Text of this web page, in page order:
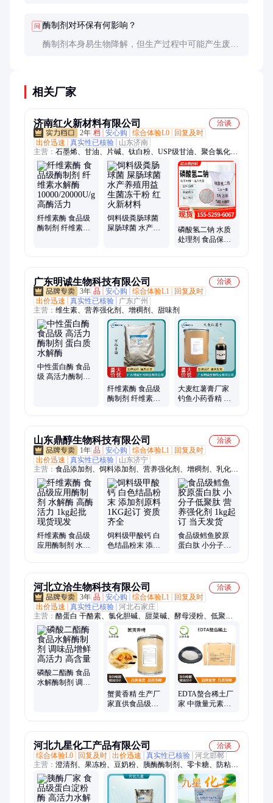
问 酶制剂对环保有何影响？
酶制剂本身易生物降解，但生产过程中可能产生废水
相关厂家
济南红火新材料有限公司
洽谈
2年 档 安心购 综合体验L0
回复及时
出价迅速
真实性已核验
山东济南
主营： 石墨烯、甘油、片碱、钛白粉、USP级甘油、聚合氯化
铝、软水盐、小苏打、乙二醇、融雪剂、甲缩醛、液碱、氨水、
草酸、DMF
纤维素酶 食品级
酶制剂 纤维素水
饲料级粪肠球菌
屎肠球菌 水产养
磷酸氢二钠 水质
处理剂 食品保水
广东明诚生物科技有限公司
洽谈
3年 品 安心购 综合体验L1
回复及时
出价迅速
真实性已核验
广东广州
主营： 维生素、营养强化剂、增稠剂、甜味剂
中性蛋白酶 食品
级 高活力酶制剂
纤维素酶 食品级
酶制剂 纤维素水
大麦红薯膏厂家
钓鱼小药香精 鱼
山东鼎醇生物科技有限公司
洽谈
1年 品 安心购 综合体验L1
回复及时
出价迅速
真实性已核验
山东济宁
主营： 食品添加剂、饲料添加剂、营养强化剂、增稠剂、乳化
剂、防腐剂、色素、磷酸盐保水剂、黄原胶、甘氨酸、酪蛋白酸
钠、大豆分离蛋白、海藻酸钠、乳清蛋白粉、L-半胱氨酸、L-苯
丙氨酸、L-异亮氨酸、丝氨酸、谷氨酰胺
纤维素酶 食品级
应用酶制剂 水解
饲料级甲酸钙 白
色结晶粉末 添加
食品级鳕鱼胶原
蛋白肽 小分子低
河北立洽生物科技有限公司
洽谈
3年 品 安心购 综合体验L1
回复及时
出价迅速
真实性已核验 河北石家庄
主营： 酪蛋白 干酪素、氯化胆碱、甜菜碱、酵母浸粉、低聚果
糖、低聚木糖、甘露寡糖、菊粉、D-异抗坏血酸钠、ε-聚赖氨
酸、ε-聚赖氨酸盐酸盐、乳酸链球菌素、丁基羟基茴香醚、阿拉
伯胶、海藻酸钠、黄原胶、结冷胶、聚丙烯酸钠
磷酸二酯酶 食品
水解酶制剂 调味
蟹黄香精 生产厂
家直供食品级海
EDTA螯合稀土厂
家 中微量元素原
河北九星化工产品有限公司
洽谈
综合体验L0
回复及时 出价迅速 真实性已核验 河北邯郸
主营： 澄清剂、果冻粉、豆奶粉、胰酶酶制剂、零卡糖、防粘
剂、乳化剂、植酸钠、装饰糖、紫薯粉、水杨酸、增味剂、魔芋
胶、松散剂、熊果苷、精氨酸、几丁质、防腐剂、乳清钙、强化
剂、红茶粉、瓜尔胶、维生素、曲菌酸、卵磷脂、添加剂